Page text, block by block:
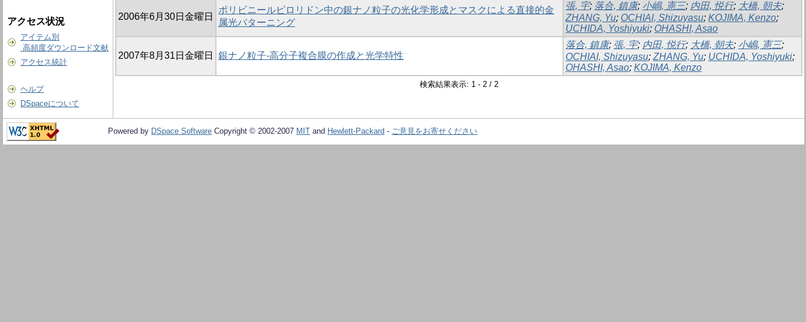
アクセス状況
アイテム別
高頻度ダウンロード文献
アクセス統計
ヘルプ
DSpaceについて
2006年6月30日金曜日
ポリビニールピロリドン中の銀ナノ粒子の光化学形成とマスクによる直接的金
属光パターニング
張, 宇; 落合, 鎮康; 小嶋, 憲三; 内田, 悦行; 大橋, 朝夫;
ZHANG, Yu; OCHIAI, Shizuyasu; KOJIMA, Kenzo;
UCHIDA, Yoshiyuki; OHASHI, Asao
2007年8月31日金曜日 銀ナノ粒子-高分子複合膜の作成と光学特性
落合, 鎮康; 張, 宇; 内田, 悦行; 大橋, 朝夫; 小嶋, 憲三;
OCHIAI, Shizuyasu; ZHANG, Yu; UCHIDA, Yoshiyuki;
OHASHI, Asao; KOJIMA, Kenzo
検索結果表示: 1 - 2 / 2
Powered by DSpace Software Copyright © 2002-2007 MIT and Hewlett-Packard - ご意見をお寄せください